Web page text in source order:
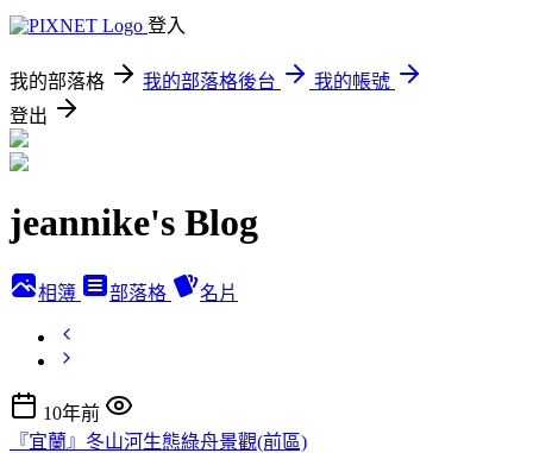
登入
我的部落格 我的部落格後台
我的帳號
登出
jeannike's Blog
相簿 部落格 名片
10年前
『宜蘭』冬山河生態綠舟景觀(前區)